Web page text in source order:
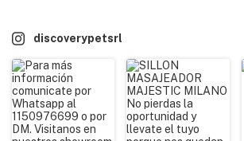
Características adicionales:
Código universal de producto: 978207430619
Altura: 35 cm
Impuesto interno: 0 %
discoverypetsrl